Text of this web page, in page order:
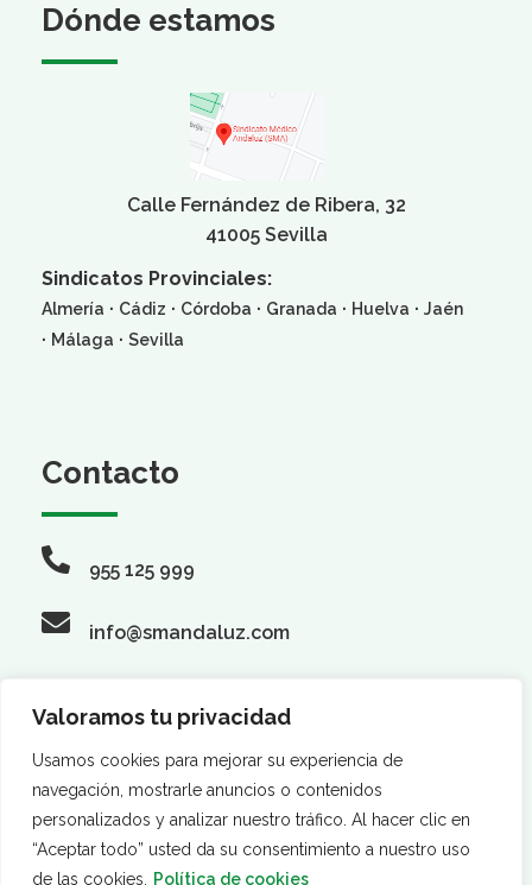
Valoramos tu privacidad
Usamos cookies para mejorar su experiencia de
navegación, mostrarle anuncios o contenidos
personalizados y analizar nuestro tráfico. Al hacer clic en
“Aceptar todo” usted da su consentimiento a nuestro uso
de las cookies.
Política de cookies
Dónde estamos
Calle Fernández de Ribera, 32
41005 Sevilla
Sindicatos Provinciales:
Almería · Cádiz · Córdoba · Granada · Huelva · Jaén
· Málaga · Sevilla
Contacto
955 125 999
info@smandaluz.com
Síguenos